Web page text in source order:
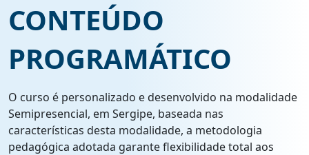
CONTEÚDO
PROGRAMÁTICO
O curso é personalizado e desenvolvido na modalidade
Semipresencial, em Sergipe, baseada nas
características desta modalidade, a metodologia
pedagógica adotada garante flexibilidade total aos